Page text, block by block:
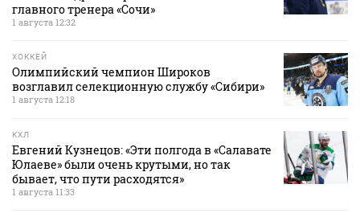
главного тренера «Сочи»
1 августа 12:32
ХОККЕЙ
Олимпийский чемпион Широков
возглавил селекционную службу «Сибири»
1 августа 12:18
КХЛ
Евгений Кузнецов: «Эти полгода в «Салавате
Юлаеве» были очень крутыми, но так
бывает, что пути расходятся»
1 августа 11:33